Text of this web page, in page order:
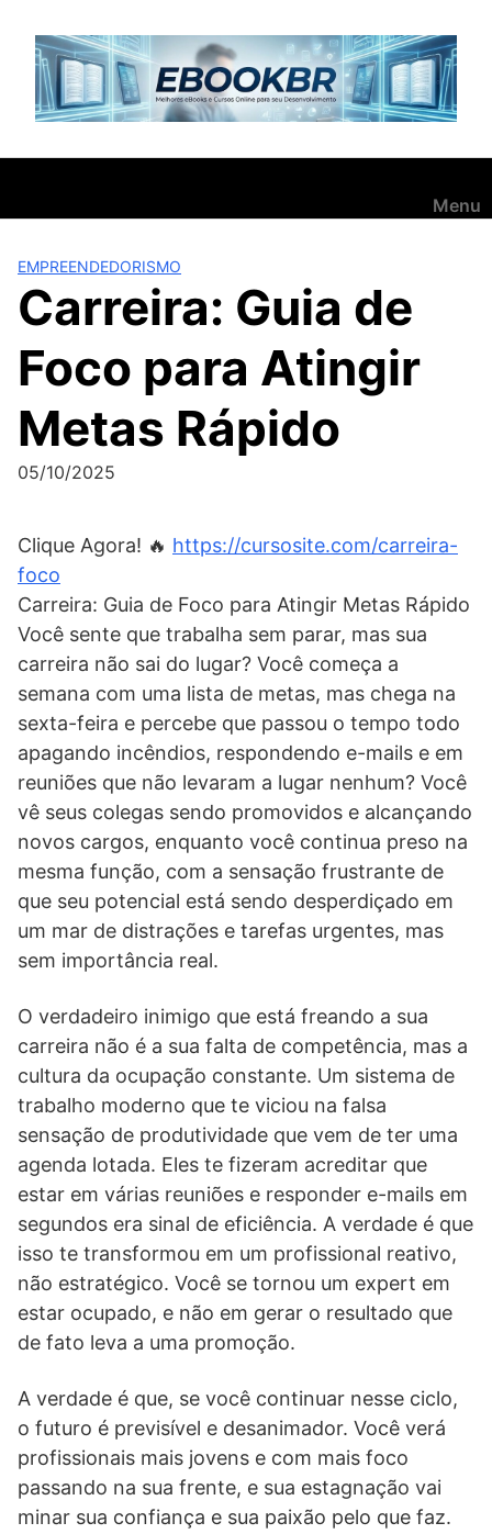
para
conteúdo
Menu
EMPREENDEDORISMO
Carreira: Guia de
Foco para Atingir
Metas Rápido
05/10/2025
Clique Agora! 🔥 https://cursosite.com/carreira-
foco
Carreira: Guia de Foco para Atingir Metas Rápido
Você sente que trabalha sem parar, mas sua
carreira não sai do lugar? Você começa a
semana com uma lista de metas, mas chega na
sexta-feira e percebe que passou o tempo todo
apagando incêndios, respondendo e-mails e em
reuniões que não levaram a lugar nenhum? Você
vê seus colegas sendo promovidos e alcançando
novos cargos, enquanto você continua preso na
mesma função, com a sensação frustrante de
que seu potencial está sendo desperdiçado em
um mar de distrações e tarefas urgentes, mas
sem importância real.
O verdadeiro inimigo que está freando a sua
carreira não é a sua falta de competência, mas a
cultura da ocupação constante. Um sistema de
trabalho moderno que te viciou na falsa
sensação de produtividade que vem de ter uma
agenda lotada. Eles te fizeram acreditar que
estar em várias reuniões e responder e-mails em
segundos era sinal de eficiência. A verdade é que
isso te transformou em um profissional reativo,
não estratégico. Você se tornou um expert em
estar ocupado, e não em gerar o resultado que
de fato leva a uma promoção.
A verdade é que, se você continuar nesse ciclo,
o futuro é previsível e desanimador. Você verá
profissionais mais jovens e com mais foco
passando na sua frente, e sua estagnação vai
minar sua confiança e sua paixão pelo que faz.